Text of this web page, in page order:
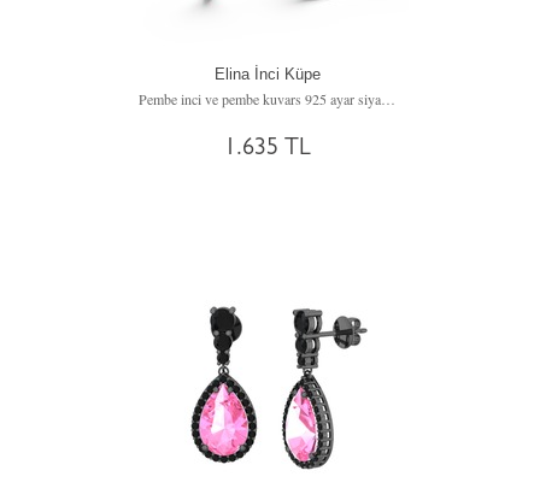
Elina İnci Küpe
Pembe inci ve pembe kuvars 925 ayar siyah rodyum kaplama gümüş küpe
1.635 TL